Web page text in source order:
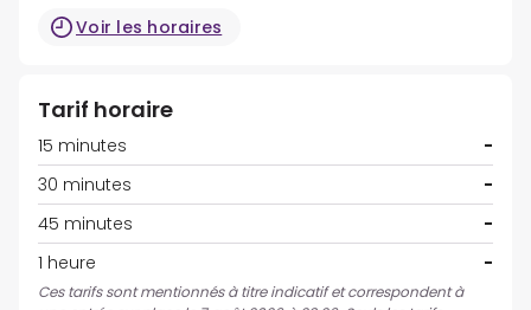
Voir les horaires
Tarif horaire
15 minutes
-
30 minutes
-
45 minutes
-
1 heure
-
Ces tarifs sont mentionnés à titre indicatif et correspondent à